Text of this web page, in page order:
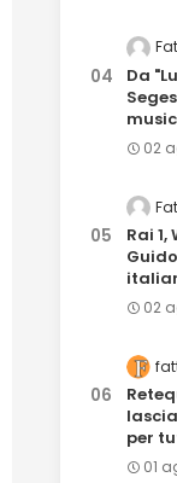
Da
02
Rai
02
per
01